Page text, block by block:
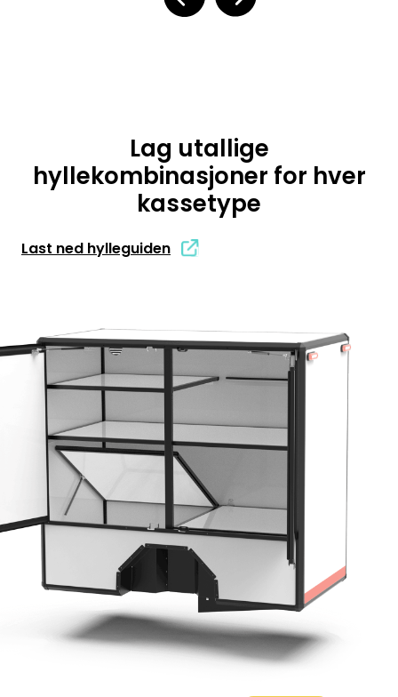
Lag utallige
hyllekombinasjoner for hver
kassetype
Last ned hylleguiden